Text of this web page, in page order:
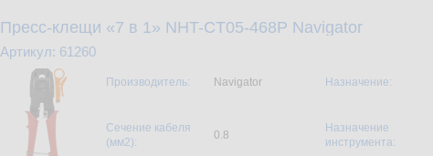
Пресс-клещи «7 в 1» NHT-CT05-468P Navigator
Артикул: 61260
Производитель: Navigator Назначение:
Сечение кабеля
(мм2):
0.8
Назначение
инструмента: